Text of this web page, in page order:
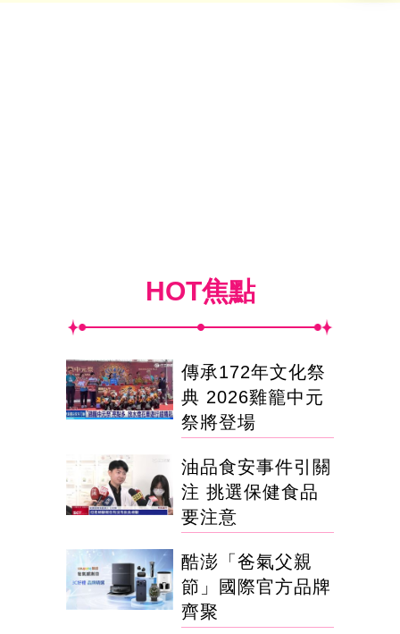
HOT焦點
傳承172年文化祭
典 2026雞籠中元
祭將登場
油品食安事件引關
注 挑選保健食品
要注意
酷澎「爸氣父親
節」國際官方品牌
齊聚